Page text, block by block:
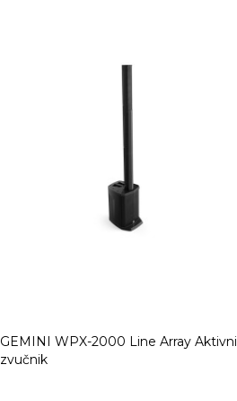
GEMINI WPX-2000 Line Array Aktivni
zvučnik